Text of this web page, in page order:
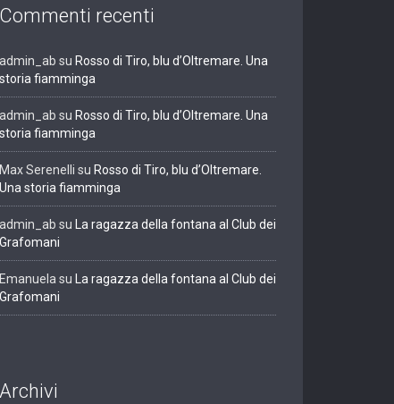
Commenti recenti
admin_ab su Rosso di Tiro, blu d’Oltremare. Una
storia fiamminga
admin_ab su Rosso di Tiro, blu d’Oltremare. Una
storia fiamminga
Max Serenelli su Rosso di Tiro, blu d’Oltremare.
Una storia fiamminga
admin_ab su La ragazza della fontana al Club dei
Grafomani
Emanuelasu La ragazza della fontana al Club dei
Grafomani
Archivi